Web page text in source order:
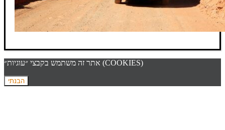
אתר זה משתמש בקבצי ״עוגיות״ (COOKIES)
הבנתי